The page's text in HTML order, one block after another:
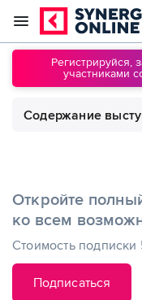
Регистрируйся,
участниками
Трансляции
Обучение
Сообщество
Содержание
Откройте
ко всем
Стоимость
Подписаться